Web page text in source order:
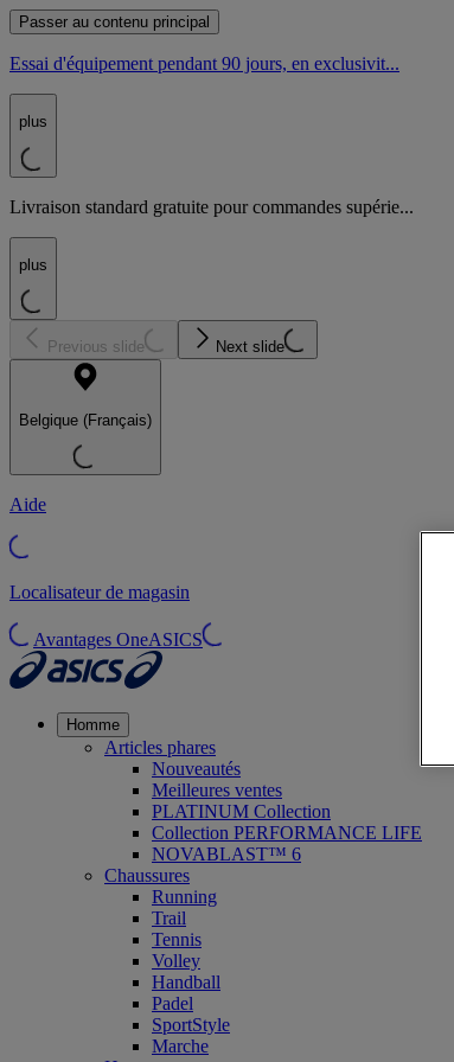
Passer au contenu principal
Essai d'équipement pendant 90 jours, en exclusivit...
plus
Livraison standard gratuite pour commandes supérie...
plus
Previous slide Next slide
Belgique (Français)
Aide
Localisateur de magasin
Avantages OneASICS
Homme
Articles phares
Nouveautés
Meilleures ventes
PLATINUM Collection
Collection PERFORMANCE LIFE
NOVABLAST™ 6
Chaussures
Running
Trail
Tennis
Volley
Handball
Padel
SportStyle
Marche